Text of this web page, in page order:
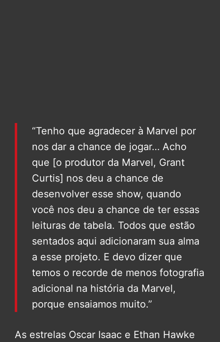
“Tenho que agradecer à Marvel por
nos dar a chance de jogar… Acho
que [o produtor da Marvel, Grant
Curtis] nos deu a chance de
desenvolver esse show, quando
você nos deu a chance de ter essas
leituras de tabela. Todos que estão
sentados aqui adicionaram sua alma
a esse projeto. E devo dizer que
temos o recorde de menos fotografia
adicional na história da Marvel,
porque ensaiamos muito.”
As estrelas Oscar Isaac e Ethan Hawke